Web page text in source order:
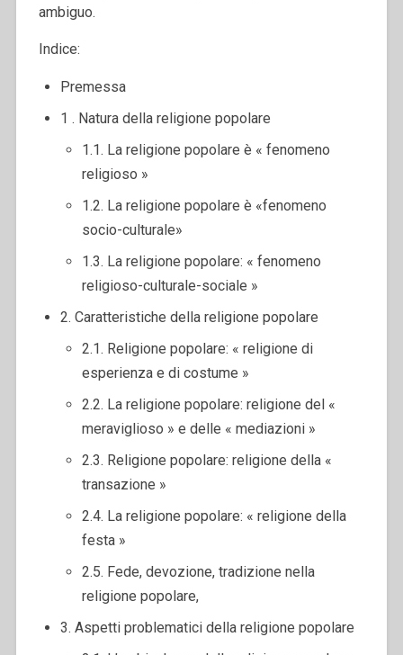
ambiguo.
Indice:
Premessa
1 . Natura della religione popolare
1.1. La religione popolare è « fenomeno
religioso »
1.2. La religione popolare è «fenomeno
socio-culturale»
1.3. La religione popolare: « fenomeno
religioso-culturale-sociale »
2. Caratteristiche della religione popolare
2.1. Religione popolare: « religione di
esperienza e di costume »
2.2. La religione popolare: religione del «
meraviglioso » e delle « mediazioni »
2.3. Religione popolare: religione della «
transazione »
2.4. La religione popolare: « religione della
festa »
2.5. Fede, devozione, tradizione nella
religione popolare,
3. Aspetti problematici della religione popolare